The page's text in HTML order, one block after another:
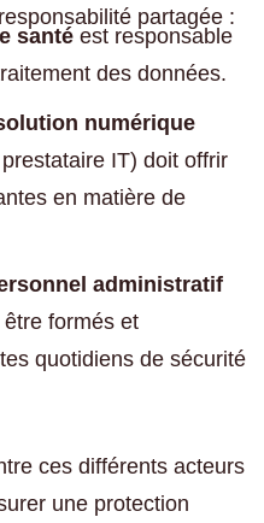
partagée :
santé est responsable
des données.
numérique
IT) doit offrir
en matière de
administratif
formés et
quotidiens de sécurité
ces différents acteurs
une protection